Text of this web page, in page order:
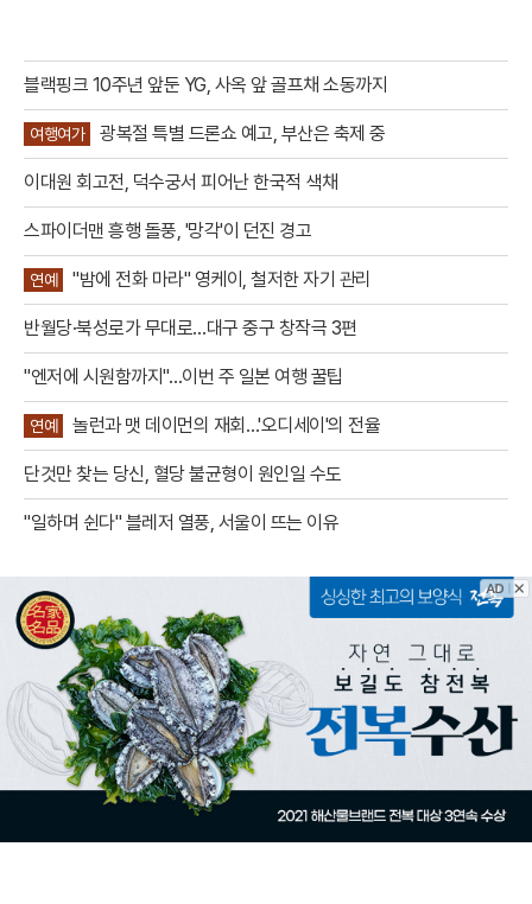
블랙핑크 10주년 앞둔 YG, 사옥 앞 골프채 소동까지
여행여가 광복절 특별 드론쇼 예고, 부산은 축제 중
이대원 회고전, 덕수궁서 피어난 한국적 색채
스파이더맨 흥행 돌풍, '망각'이 던진 경고
연예 "밤에 전화 마라" 영케이, 철저한 자기 관리
반월당·북성로가 무대로…대구 중구 창작극 3편
"엔저에 시원함까지"…이번 주 일본 여행 꿀팁
연예 놀런과 맷 데이먼의 재회…'오디세이'의 전율
단것만 찾는 당신, 혈당 불균형이 원인일 수도
"일하며 쉰다" 블레저 열풍, 서울이 뜨는 이유